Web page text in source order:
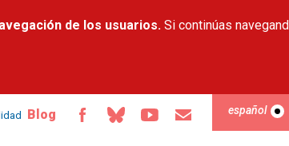
contenidode los usuarios. Si continúas
Blog español